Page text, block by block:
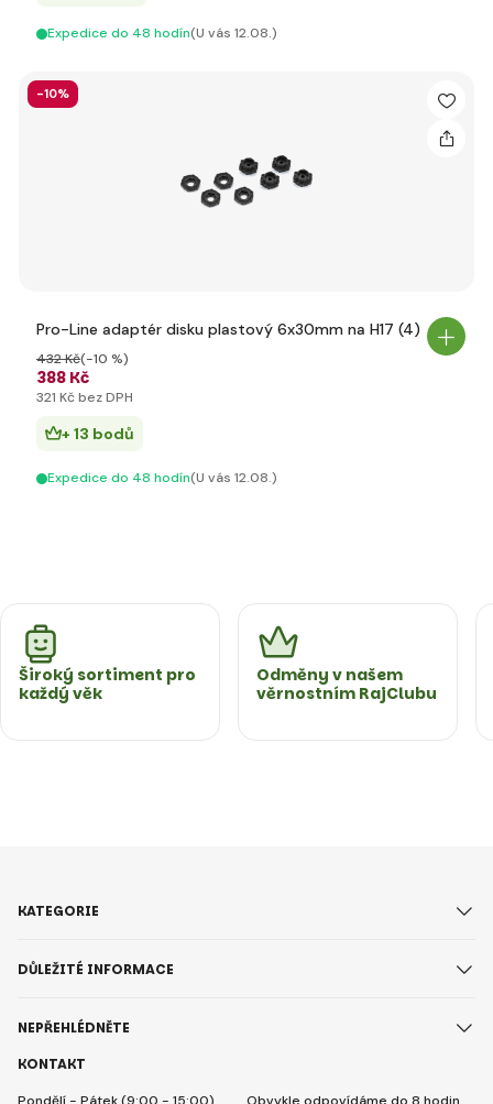
Expedice do 48 hodín(U vás 12.08.)
-10%
Pro-Line adaptér disku plastový 6x30mm na H17 (4)
388 Kč
432 Kč(-10 %)
321 Kč bez DPH
+ 13 bodů
Expedice do 48 hodín(U vás 12.08.)
Široký sortiment pro
každý věk
Odměny v našem
věrnostním RajClubu
KONTAKT
KATEGORIE
DŮLEŽITÉ INFORMACE
NEPŘEHLÉDNĚTE